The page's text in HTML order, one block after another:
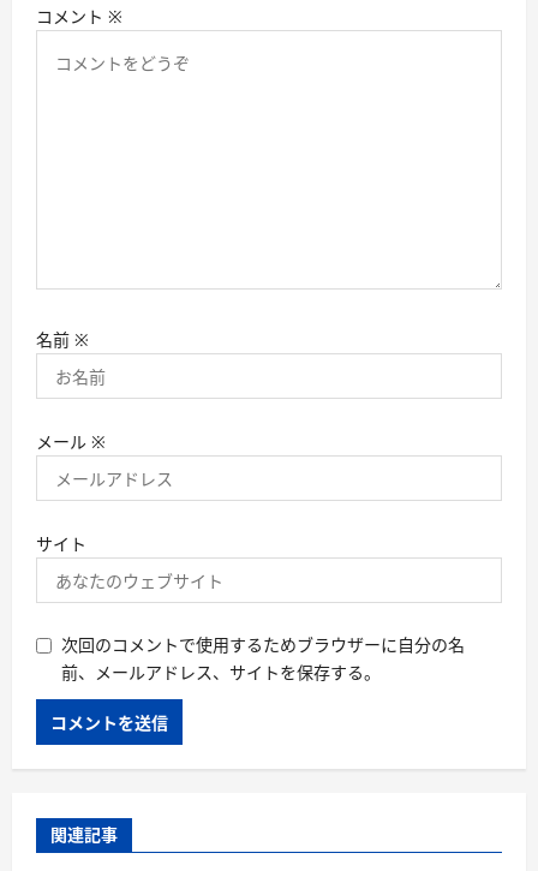
コメント ※
名前 ※
メール ※
サイト
次回のコメントで使用するためブラウザーに自分の名
前、メールアドレス、サイトを保存する。
関連記事